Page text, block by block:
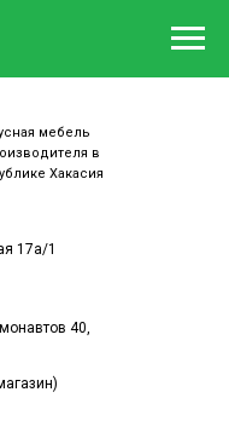
мебель
в
Хакасия
17а/1
40,